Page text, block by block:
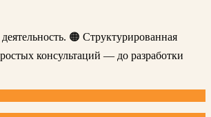
🟠 Структурированная
консультаций — до разработки